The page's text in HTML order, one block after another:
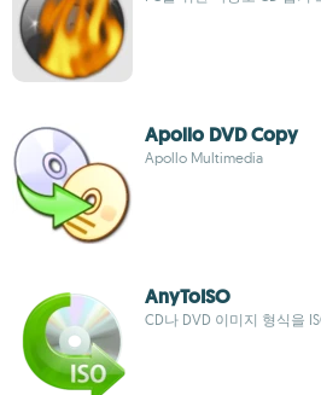
Apollo DVD Copy
Apollo Multimedia
AnyToISO
CD나 DVD 이미지 형식을